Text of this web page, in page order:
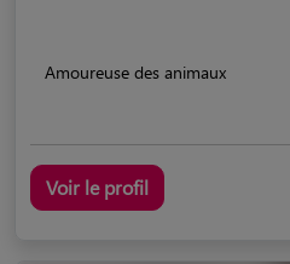
Amoureuse des animaux
Voir le profil